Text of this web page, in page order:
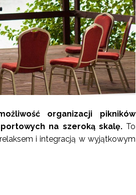
organizacji pikników
na szeroką skalę.To
i integracją w wyjątkowym